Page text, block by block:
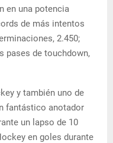
en una potencia
de más intentos
2.450;
pases de touchdown,
y también uno de
fantástico anotador
un lapso de 10
en goles durante